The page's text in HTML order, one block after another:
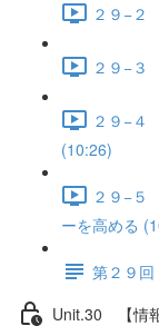
２９−２
２９−３
２９−４
(10:26)
２９−５
ーを高める
第２９
Unit.30 【情